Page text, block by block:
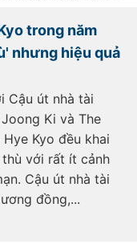
theo-kip-cau-ut-nha-tai-phiet-
trong năm
nhưng hiệu quả
Cậu út nhà tài
Ki và The
Kyo đều khai
với rất ít cảnh
Cậu út nhà tài
đồng,...